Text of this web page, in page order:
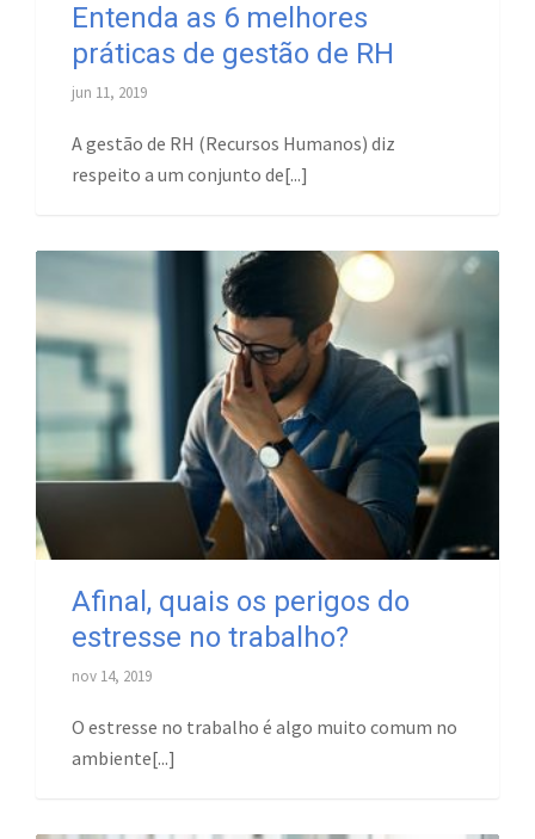
Entenda as 6 melhores
práticas de gestão de RH
jun 11, 2019
A gestão de RH (Recursos Humanos) diz
respeito a um conjunto de[...]
Afinal, quais os perigos do
estresse no trabalho?
nov 14, 2019
O estresse no trabalho é algo muito comum no
ambiente[...]